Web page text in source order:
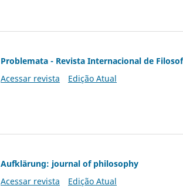
Problemata - Revista Internacional de
Acessar revista
Edição Atual
Aufklärung: journal of philosophy
Acessar revista
Edição Atual